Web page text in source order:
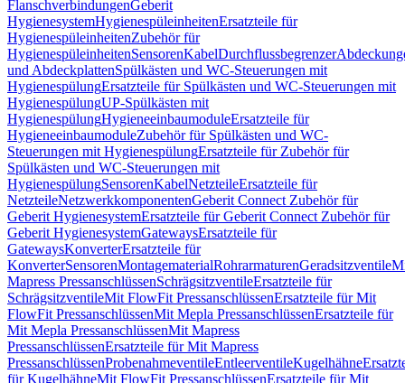
FlanschverbindungenGeberit
HygienesystemHygienespüleinheitenErsatzteile für
HygienespüleinheitenZubehör für
HygienespüleinheitenSensorenKabelDurchflussbegrenzer
und AbdeckplattenSpülkästen und WC-Steuerungen mit
HygienespülungErsatzteile für Spülkästen und WC-Steuerungen mit
HygienespülungUP-Spülkästen mit
HygienespülungHygieneeinbaumoduleErsatzteile für
HygieneeinbaumoduleZubehör für Spülkästen und WC-
Steuerungen mit HygienespülungErsatzteile für Zubehör für
Spülkästen und WC-Steuerungen mit
HygienespülungSensorenKabelNetzteileErsatzteile für
NetzteileNetzwerkkomponentenGeberit Connect Zubehör für
Geberit HygienesystemErsatzteile für Geberit Connect Zubehör für
Geberit HygienesystemGatewaysErsatzteile für
GatewaysKonverterErsatzteile für
KonverterSensorenMontagematerialRohrarmaturenGeradsitzventile
Mapress PressanschlüssenSchrägsitzventileErsatzteile für
SchrägsitzventileMit FlowFit PressanschlüssenErsatzteile für Mit
FlowFit PressanschlüssenMit Mepla PressanschlüssenErsatzteile für
Mit Mepla PressanschlüssenMit Mapress
PressanschlüssenErsatzteile für Mit Mapress
PressanschlüssenProbenahmeventileEntleerventileKugelhähne
für KugelhähneMit FlowFit PressanschlüssenErsatzteile für Mit